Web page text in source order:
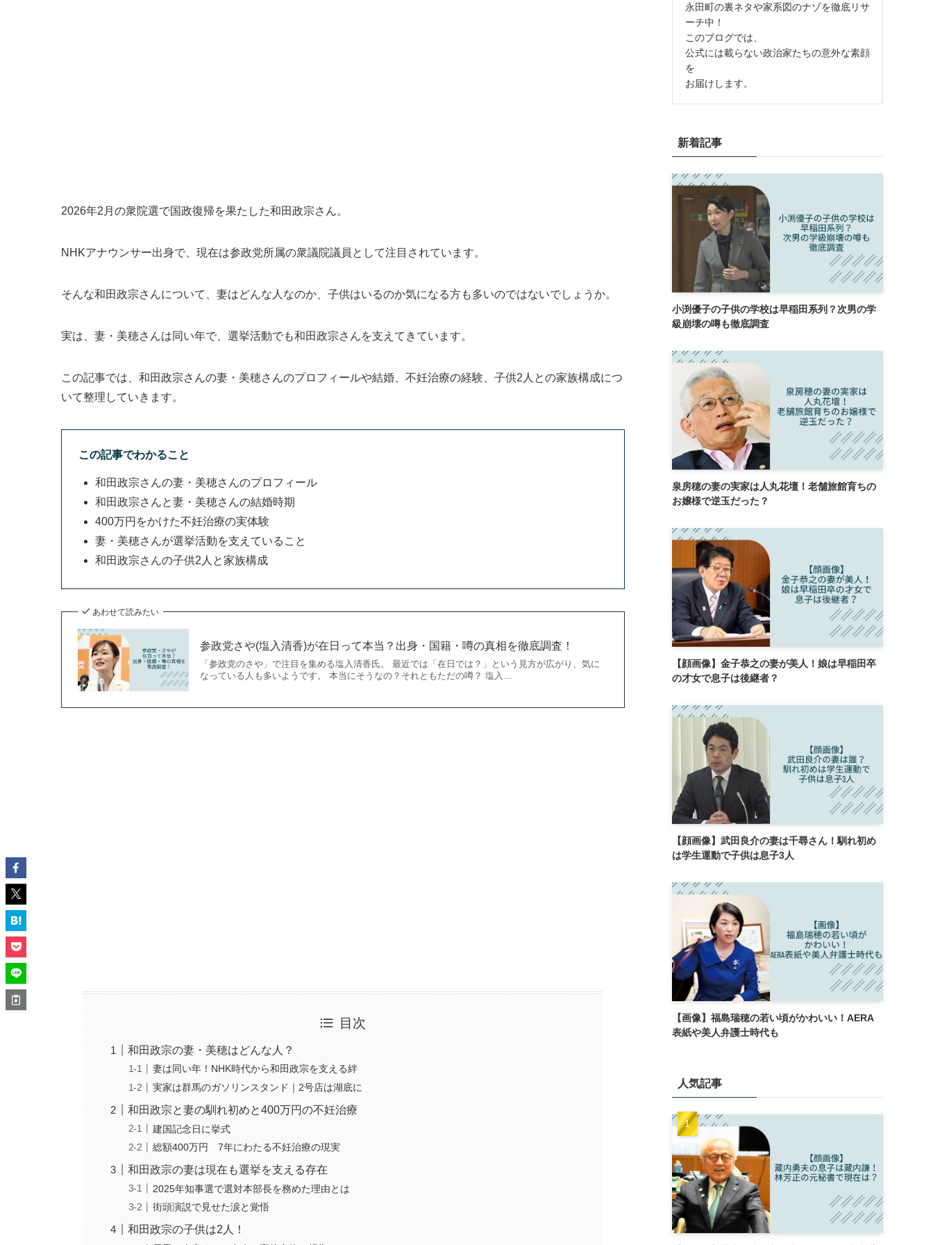
2026年2月の衆院選で国政復帰を果たした和田政宗さん。
NHKアナウンサー出身で、現在は参政党所属の衆議院議員として注目されています。
そんな和田政宗さんについて、妻はどんな人なのか、子供はいるのか気になる方も多いのではないでしょうか。
実は、妻・美穂さんは同い年で、選挙活動でも和田政宗さんを支えてきています。
この記事では、和田政宗さんの妻・美穂さんのプロフィールや結婚、不妊治療の経験、子供2人との家族構成につ
いて整理していきます。
この記事でわかること
和田政宗さんの妻・美穂さんのプロフィール
和田政宗さんと妻・美穂さんの結婚時期
400万円をかけた不妊治療の実体験
妻・美穂さんが選挙活動を支えていること
和田政宗さんの子供2人と家族構成
あわせて読みたい
参政党さや(塩入清香)が在日って本当？出身・国籍・噂の真相を徹底調査！
「参政党のさや」で注目を集める塩入清香氏。 最近では「在日では？」という見方が広がり、気に
なっている人も多いようです。 本当にそうなの？それともただの噂？ 塩入…
目次
和田政宗の妻・美穂はどんな人？
妻は同い年！NHK時代から和田政宗を支える絆
実家は群馬のガソリンスタンド｜2号店は湖底に
和田政宗と妻の馴れ初めと400万円の不妊治療
建国記念日に挙式
総額400万円 7年にわたる不妊治療の現実
和田政宗の妻は現在も選挙を支える存在
2025年知事選で選対本部長を務めた理由とは
街頭演説で見せた涙と覚悟
和田政宗の子供は2人！
永田町の裏ネタや家系図のナゾを徹底リサ
ーチ中！
このブログでは、
公式には載らない政治家たちの意外な素顔
を
お届けします。
新着記事
小渕優子の子供の学校は早稲田系列？次男の学
級崩壊の噂も徹底調査
泉房穂の妻の実家は人丸花壇！老舗旅館育ちの
お嬢様で逆玉だった？
【顔画像】金子恭之の妻が美人！娘は早稲田卒
の才女で息子は後継者？
【顔画像】武田良介の妻は千尋さん！馴れ初め
は学生運動で子供は息子3人
【画像】福島瑞穂の若い頃がかわいい！AERA
表紙や美人弁護士時代も
人気記事